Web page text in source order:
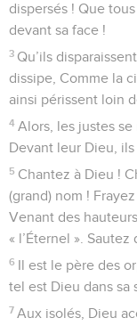
dispersés ! Que
devant sa face !
3 Qu’ils
dissipe, Comme la
ainsi périssent loin
4 Alors, les justes se
Devant leur Dieu,
5 Chantez à Dieu !
(grand) nom !
Venant des
« l’Éternel ».
6 Il est le père des
tel est Dieu dans sa
7 Aux isolés, Dieu